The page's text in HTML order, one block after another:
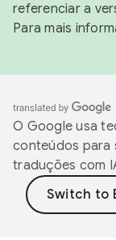
referenciar a
Para mais
O Google usa
conteúdos para
traduções com